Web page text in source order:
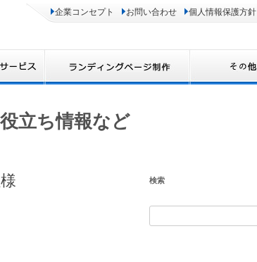
企業コンセプト お問い合わせ 個人情報保護方針
立ち情報など
検索